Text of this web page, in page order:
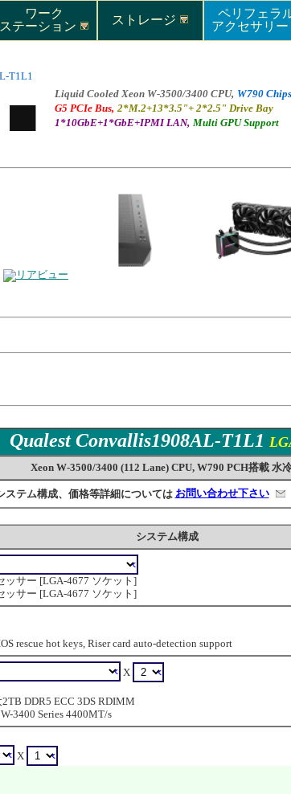
ワーク
ステーション
ストレージ
ペリフェラ
アクセサリー
T1L1
Liquid Cooled Xeon W-3500/3400 CPU, W790
G5 PCIe Bus, 2*M.2+13*3.5"+ 2*2.5" Drive Bay
1*10GbE+1*GbE+IPMI LAN, Multi GPU Support
Qualest Convallis1908AL-T1L1
Xeon W-3500/3400 (112 Lane) CPU, W790 PCH搭載 水
ステム構成、価格等詳細については お問い合わせ下さい
システム構成
ッサー [LGA-4677 ソケット]
ッサー [LGA-4677 ソケット]
rescue hot keys, Riser card auto-detection support
X
DDR5 ECC 3DS RDIMM
3400 Series 4400MT/s
X